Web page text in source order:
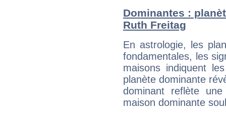
Dominantes :
Ruth Freitag
En astrologie, les
fondamentales, les
maisons indiquent
planète dominante
dominant reflète
maison dominante